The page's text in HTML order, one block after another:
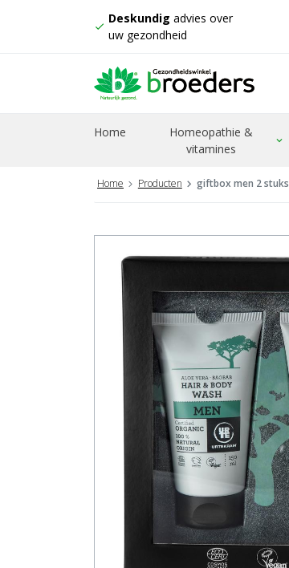
check
Deskundig advies over
uw gezondheid
Home
Homeopathie &
vitamines
expand_more
Home Producten giftbox men 2 stuks